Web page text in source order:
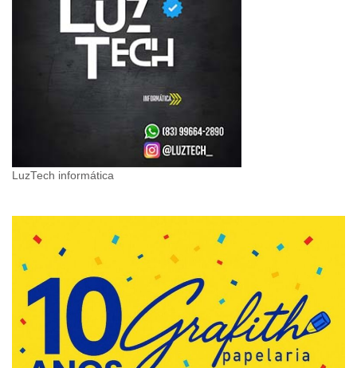
LuzTech informática